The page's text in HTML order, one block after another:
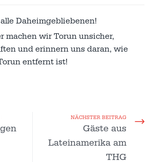
Daheimgebliebenen!
machen wir Torun unsicher,
und erinnern uns daran, wie
entfernt ist!
NÄCHSTER BEITRAG
Gäste aus
Lateinamerika am
THG